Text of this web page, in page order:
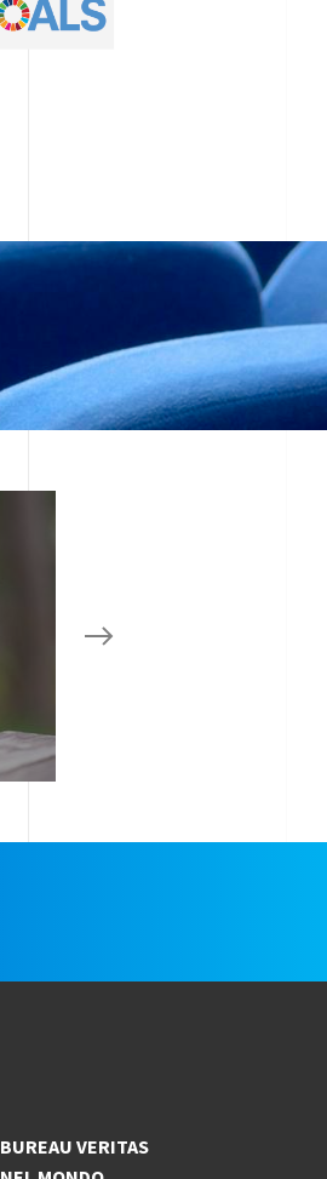
BUREAU VERITAS